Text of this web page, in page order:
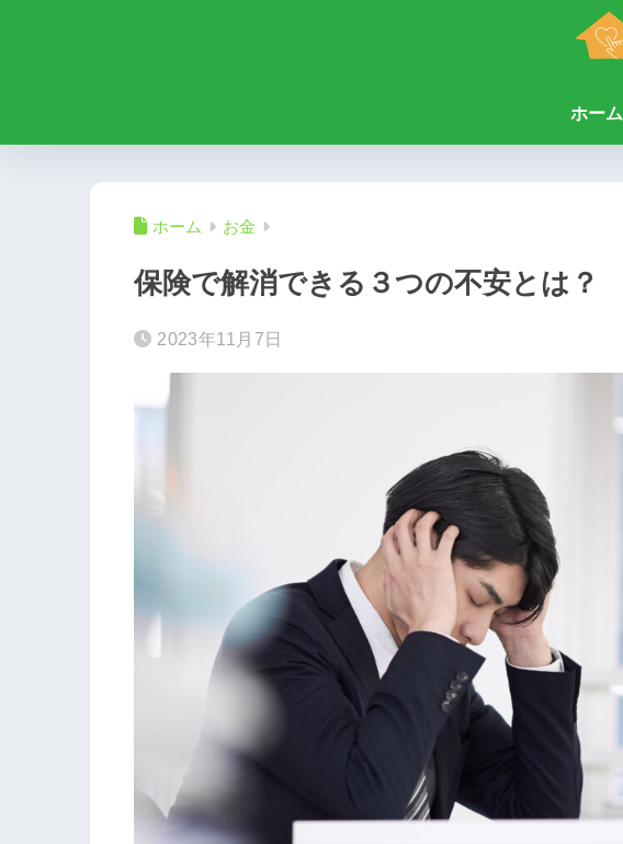
ホーム
ホーム お金
保険で解消できる３つの不安とは？
2023年11月7日